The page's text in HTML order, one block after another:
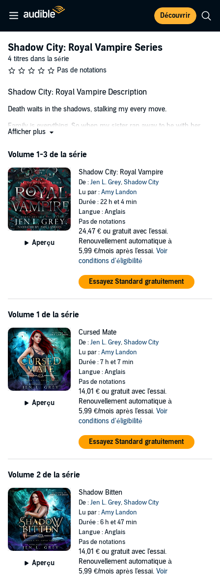
Découvrir
Shadow City: Royal Vampire Series
4 titres dans la série
Pas de notations
Shadow City: Royal Vampire Description
Death waits in the shadows, stalking my every move.
Family is everything. So when my sister ran away to be with her
new boyfriend, I chased after her.
A strange, crimson-eyed man attacked me within minutes of my
Alex, an arrogant, handsome flirt, saved me. No matter how hard we
try to fight our connection, we're drawn to each other.
While he reluctantly agrees to help me, I discover a terrifying new
world filled with creatures that shouldn't be real; shifters; vampires;
angels; witches; and so much more. I'm surrounded by
supernaturals with even a silver wolf and her mate sheltering me.
Every minute I'm in Shadow Terrace becomes increasingly more
dangerous, but I’ll risk everything to save my sister.
Even if it means turning my back on the man who could possibly
Seriestoday.
©2022 Grey Valor Publishing, LLC (P)2022 Grey Valor Publishing,
LLC
Afficher plus
Volume 1-3 de la série
Aperçu
Shadow City: Royal Vampire
De :Jen L. Grey,Shadow City
Lu par :Amy Landon
Durée : 22 h et 4 min
Langue : Anglais
Pas de notations
24,47 € ou gratuit avec l'essai.
Renouvellement automatique à
5,99 €/mois après l'essai. Voir
conditions d'éligibilité
Essayez Standard gratuitement
Volume 1 de la série
Aperçu
Cursed Mate
De :Jen L. Grey,Shadow City
Lu par :Amy Landon
Durée : 7 h et 7 min
Langue : Anglais
Pas de notations
14,01 € ou gratuit avec l'essai.
Renouvellement automatique à
5,99 €/mois après l'essai. Voir
conditions d'éligibilité
Essayez Standard gratuitement
Volume 2 de la série
Aperçu
Shadow Bitten
De :Jen L. Grey,Shadow City
Lu par :Amy Landon
Durée : 6 h et 47 min
Langue : Anglais
Pas de notations
14,01 € ou gratuit avec l'essai.
Renouvellement automatique à
5,99 €/mois après l'essai. Voir